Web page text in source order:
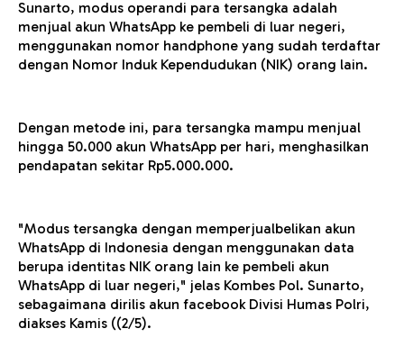
Sunarto, modus operandi para tersangka adalah
menjual akun WhatsApp ke pembeli di luar negeri,
menggunakan nomor handphone yang sudah terdaftar
dengan Nomor Induk Kependudukan (NIK) orang lain.
Dengan metode ini, para tersangka mampu menjual
hingga 50.000 akun WhatsApp per hari, menghasilkan
pendapatan sekitar Rp5.000.000.
"Modus tersangka dengan memperjualbelikan akun
WhatsApp di Indonesia dengan menggunakan data
berupa identitas NIK orang lain ke pembeli akun
WhatsApp di luar negeri," jelas Kombes Pol. Sunarto,
sebagaimana dirilis akun facebook Divisi Humas Polri,
diakses Kamis ((2/5).